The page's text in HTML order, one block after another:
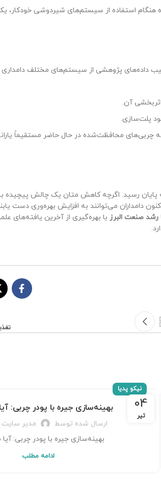
هنگام استفاده از سیستم‌های شیردوشی
داده‌های پژوهشی از سیستم‌های مختلف دامداری
آن.
پلت‌سازی.
چربی‌های محافظت‌شده در حال حاضر مستقیماً یارانه
پایان رسید. اگرچه کاهش متان یک چالش پیچیده
دامداران می‌توانند به افزایش بهره‌وری دست
صنعت البرز با بهره‌گیری از آخرین یافته‌های
04
تیر
نیکو پدیا
بهینه‌سازی جیره با پودر چربی:
ارسال شده توسط مدیر سایت
بهینه‌سازی جیره با پودر چربی: آیا
ادامه مطلب